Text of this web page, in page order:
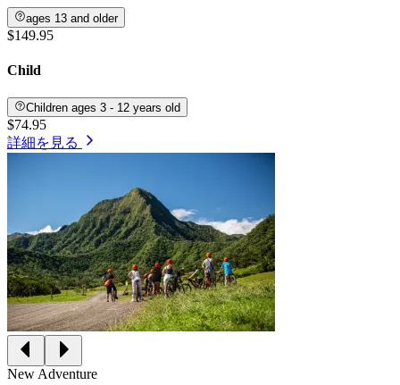
ages 13 and older
$149.95
Child
Children ages 3 - 12 years old
$74.95
詳細を見る
New Adventure